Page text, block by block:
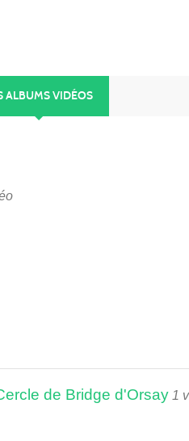
ALBUMS VIDÉOS
de Bridge d'Orsay 1